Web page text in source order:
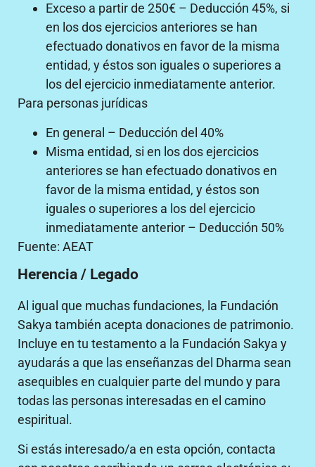
Exceso a partir de 250€ – Deducción 45%, si
en los dos ejercicios anteriores se han
efectuado donativos en favor de la misma
entidad, y éstos son iguales o superiores a
los del ejercicio inmediatamente anterior.
Para personas jurídicas
En general – Deducción del 40%
Misma entidad, si en los dos ejercicios
anteriores se han efectuado donativos en
favor de la misma entidad, y éstos son
iguales o superiores a los del ejercicio
inmediatamente anterior – Deducción 50%
Fuente: AEAT
Herencia / Legado
Al igual que muchas fundaciones, la Fundación
Sakya también acepta donaciones de patrimonio.
Incluye en tu testamento a la Fundación Sakya y
ayudarás a que las enseñanzas del Dharma sean
asequibles en cualquier parte del mundo y para
todas las personas interesadas en el camino
espiritual.
Si estás interesado/a en esta opción, contacta